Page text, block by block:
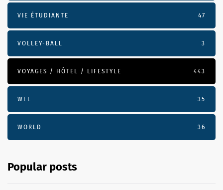
VIE ÉTUDIANTE 47
VOLLEY-BALL 3
VOYAGES / HÔTEL / LIFESTYLE 443
WEL 35
WORLD 36
Popular posts